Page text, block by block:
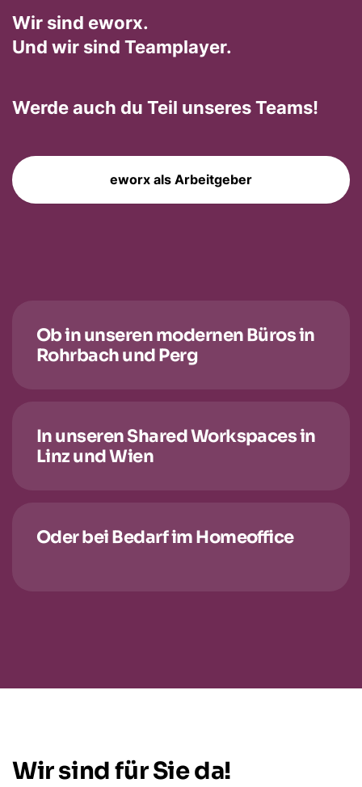
Wir sind eworx.
Und wir sind Teamplayer.
Werde auch du Teil unseres Teams!
eworx als Arbeitgeber
Ob in unseren modernen Büros in
Rohrbach und Perg
In unseren Shared Workspaces in
Linz und Wien
Oder bei Bedarf im Homeoffice
Wir sind für Sie da!